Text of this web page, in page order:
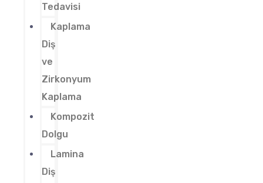
Tedavisi
Kaplama
Diş
ve
Zirkonyum
Kaplama
Kompozit
Dolgu
Lamina
Diş